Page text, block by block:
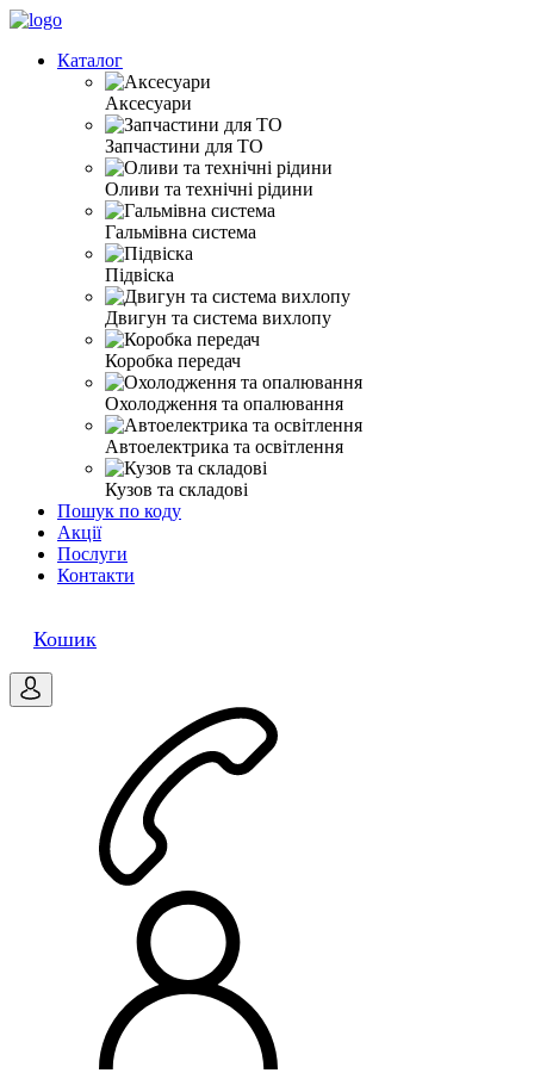
Каталог
Аксесуари
Запчастини для ТО
Оливи та технічні рідини
Гальмівна система
Підвіска
Двигун та система вихлопу
Коробка передач
Охолодження та опалювання
Автоелектрика та освітлення
Кузов та складові
Пошук по коду
Акції
Послуги
Контакти
Кошик